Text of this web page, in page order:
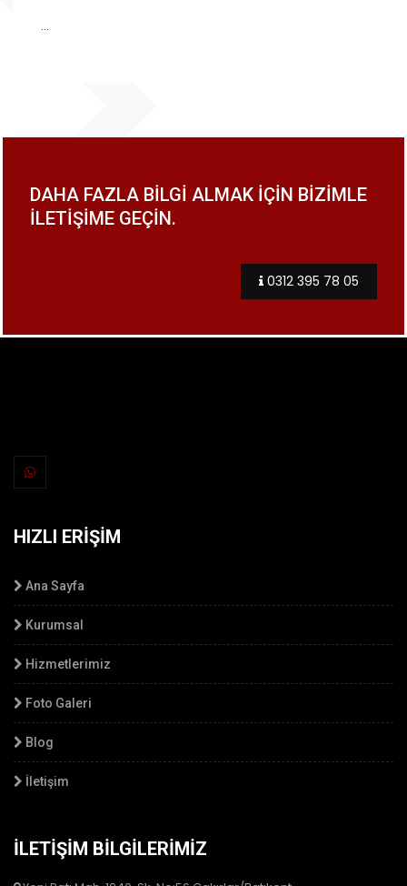
...
DAHA FAZLA BILGI ALMAK IÇIN BIZIMLE
ILETIŞIME GEÇIN.
0312 395 78 05
HIZLI ERIŞIM
Ana Sayfa
Kurumsal
Hizmetlerimiz
Foto Galeri
Blog
İletişim
İLETIŞIM BILGILERIMIZ